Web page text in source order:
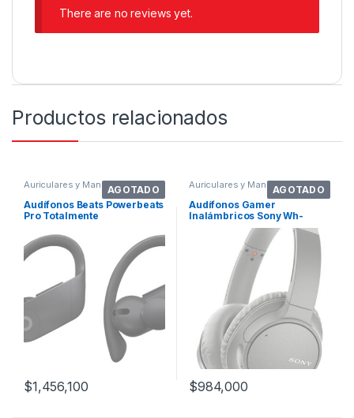
There are no reviews yet.
Productos relacionados
AGOTADO
Auriculares y Manos Libres
Audífonos Beats Powerbeats
Pro Totalmente
$1,456,100
AGOTADO
Auriculares y Manos Libres
Audífonos Gamer
Inalámbricos Sony Wh-
$984,000